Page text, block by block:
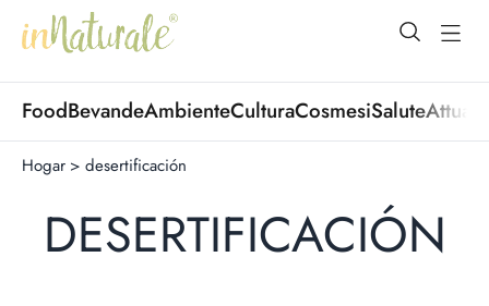
open
FoodBevandeAmbienteCulturaCosmesiSalute
Hogar > desertificación
DESERTIFICACIÓN